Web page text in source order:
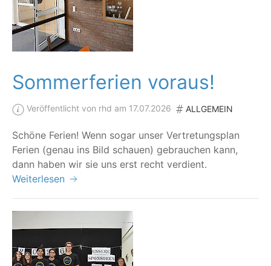
Sommerferien voraus!
Veröffentlicht von rhd am 17.07.2026 ALLGEMEIN
Schö­ne Feri­en! Wenn sogar unser Ver­tre­tungs­plan
Feri­en (genau ins Bild schau­en) gebrau­chen kann,
dann haben wir sie uns erst recht verdient.
Weiterlesen